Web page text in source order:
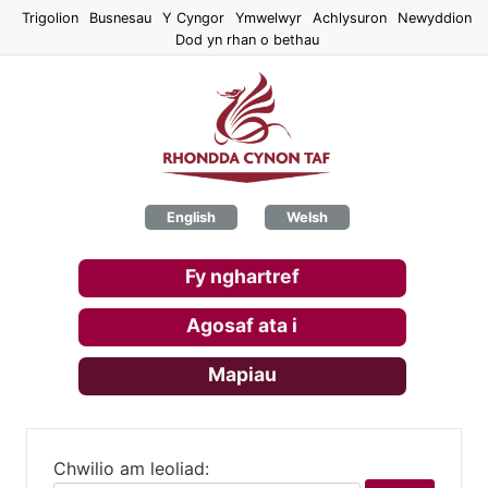
Skip
main
Trigolion Busnesau Y Cyngor Ymwelwyr Achlysuron
Newyddion
Dod yn rhan o bethau
English Welsh
Fy nghartref
Agosaf ata i
Mapiau
Chwilio am leoliad: